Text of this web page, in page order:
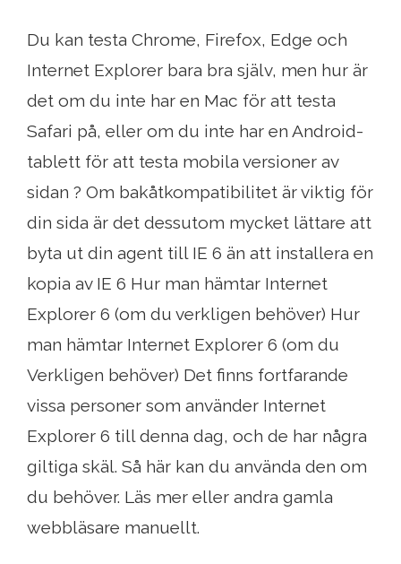
Du kan testa Chrome, Firefox, Edge och
Internet Explorer bara bra själv, men hur är
det om du inte har en Mac för att testa
Safari på, eller om du inte har en Android-
tablett för att testa mobila versioner av
sidan ? Om bakåtkompatibilitet är viktig för
din sida är det dessutom mycket lättare att
byta ut din agent till IE 6 än att installera en
kopia av IE 6 Hur man hämtar Internet
Explorer 6 (om du verkligen behöver) Hur
man hämtar Internet Explorer 6 (om du
Verkligen behöver) Det finns fortfarande
vissa personer som använder Internet
Explorer 6 till denna dag, och de har några
giltiga skäl. Så här kan du använda den om
du behöver. Läs mer eller andra gamla
webbläsare manuellt.